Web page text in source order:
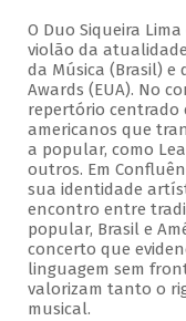
O Duo Siqueira
violão da
da Música (Brasil)
Awards (EUA). No
repertório centrado
americanos que
a popular, como
outros. Em
sua identidade
encontro entre
popular, Brasil e
concerto que
linguagem sem
valorizam tanto o
musical.